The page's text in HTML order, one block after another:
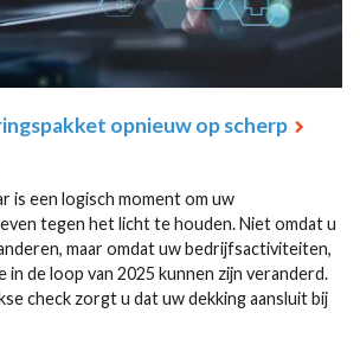
opnieuw op scherp
is een logisch moment om uw
tegen het licht te houden. Niet omdat u
maar omdat uw bedrijfsactiviteiten,
in de loop van 2025 kunnen zijn veranderd.
check zorgt u dat uw dekking aansluit bij